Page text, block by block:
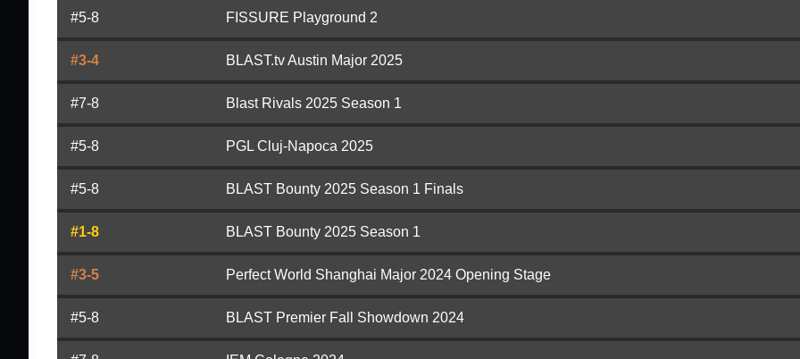
#5-8 FISSURE Playground 2
#3-4 BLAST.tv Austin Major 2025
#7-8 Blast Rivals 2025 Season 1
#5-8 PGL Cluj-Napoca 2025
#5-8 BLAST Bounty 2025 Season 1 Finals
#1-8 BLAST Bounty 2025 Season 1
#3-5 Perfect World Shanghai Major 2024 Opening Stage
#5-8 BLAST Premier Fall Showdown 2024